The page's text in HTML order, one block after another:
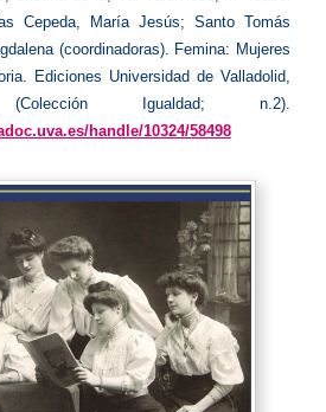
Cepeda, María Jesús; Santo Tomás
(coordinadoras). Femina: Mujeres
Ediciones Universidad de Valladolid,
Igualdad; n.2).
handle/10324/58498